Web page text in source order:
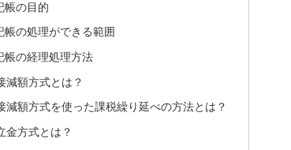
帳の目的
帳の処理ができる範囲
帳の経理処理方法
減額方式とは？
減額方式を使った課税繰り延べの方法とは？
金方式とは？